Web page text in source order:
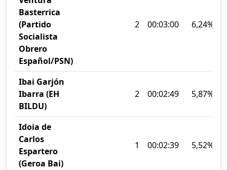
Basterrica
(Partido
Socialista
Obrero
Español/PSN)
2 00:03:00 6,24%
Ibai Garjón
Ibarra (EH
BILDU)
2 00:02:49 5,87%
Idoia de
Carlos
Espartero
(Geroa Bai)
1 00:02:39 5,52%